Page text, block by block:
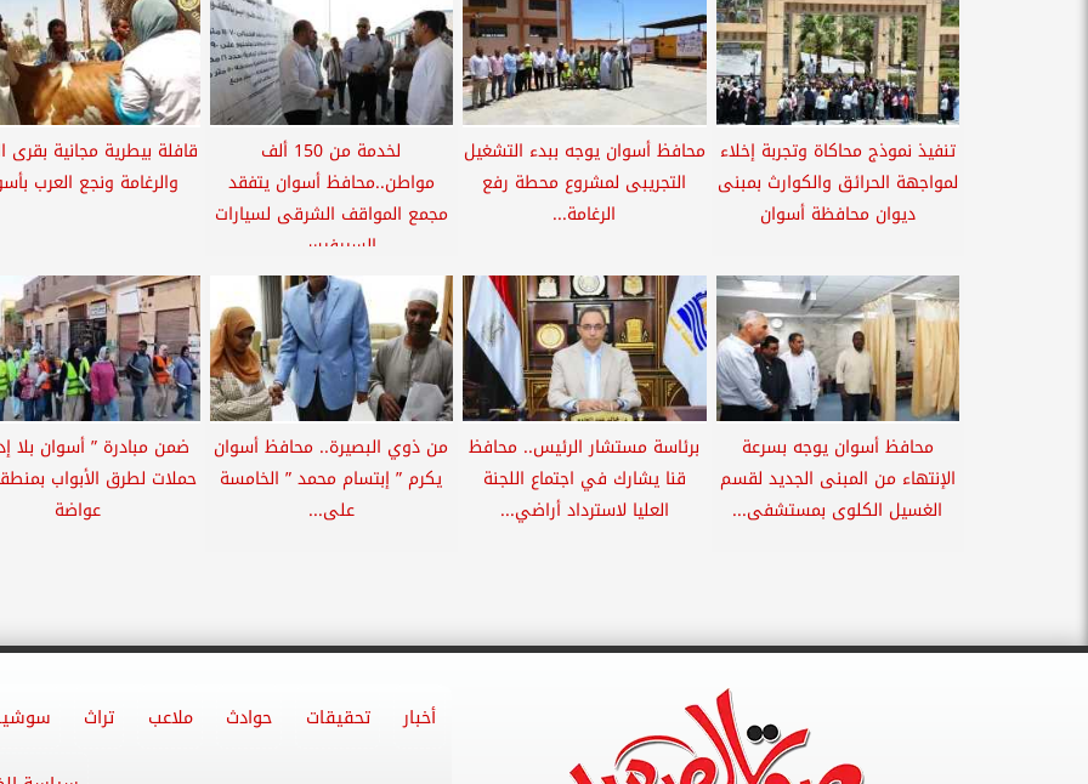
تنفيذ نموذج محاكاة وتجربة إخلاء
لمواجهة الحرائق والكوارث بمبنى
ديوان محافظة أسوان
محافظ أسوان يوجه ببدء التشغيل
التجريبى لمشروع محطة رفع
الرغامة...
لخدمة من 150 ألف
مواطن..محافظ أسوان يتفقد
مجمع المواقف الشرقى لسيارات
السيرفيس...
قافلة بيطرية مجانية بقرى
والرغامة ونجع العرب
محافظ أسوان يوجه بسرعة
الإنتهاء من المبنى الجديد لقسم
الغسيل الكلوى بمستشفى...
برئاسة مستشار الرئيس.. محافظ
قنا يشارك في اجتماع اللجنة
العليا لاسترداد أراضي...
من ذوي البصيرة.. محافظ أسوان
يكرم ” إبتسام محمد ” الخامسة
على...
ضمن مبادرة ” أسوان بلا
حملات لطرق الأبواب
عواضة
أخبار تحقيقات حوادث ملاعب تراث